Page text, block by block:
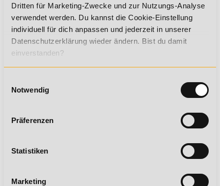
Dritten für Marketing-Zwecke und zur Nutzungs-Analyse
verwendet werden. Du kannst die Cookie-Einstellung
individuell für dich anpassen und jederzeit in unserer
Datenschutzerklärung wieder ändern. Bist du damit
einverstanden?
Notwendig
Präferenzen
Statistiken
Marketing
Sichere dir jetzt 5% Lexikon-Rabatt
zusätzlich auf ALLE Aus- und
Weiterbildungen!
*Der Rabattcode "NEUGIER5" ist mit weiteren Rabatten
Es gibt keine Einträge mit diesem Anfangsbuchstaben.